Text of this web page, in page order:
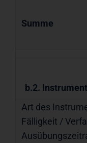
Summe
b.2.
Art des
Fälligkeit / Verfall